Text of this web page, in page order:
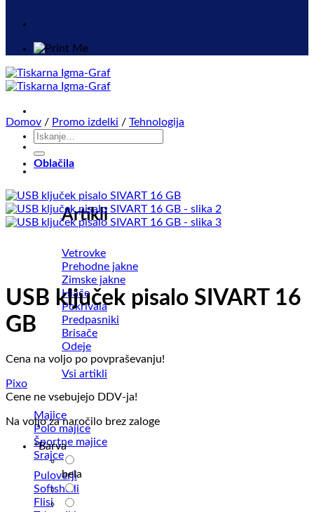
Išči:
Oblačila
Artikli
Vetrovke
Prehodne jakne
Zimske jakne
Hlače
Pokrivala
Predpasniki
Brisače
Odeje
Vsi artikli
Majice
Polo majice
Športne majice
Srajce
Puloverji
Softshelli
Flisi
Domov / Promo izdelki / Tehnologija
USB ključek pisalo SIVART 16
GB
Cena na voljo po povpraševanju!
Pixo
Cene ne vsebujejo DDV-ja!
Na voljo za naročilo brez zaloge
*Barva
bela